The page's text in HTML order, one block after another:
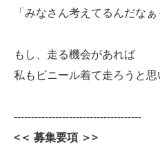
「みなさん考えてるんだな
もし、走る機会があれば
私もビニール着て走ろうと思
-------------------------------------
<＜ 募集要項 ＞>